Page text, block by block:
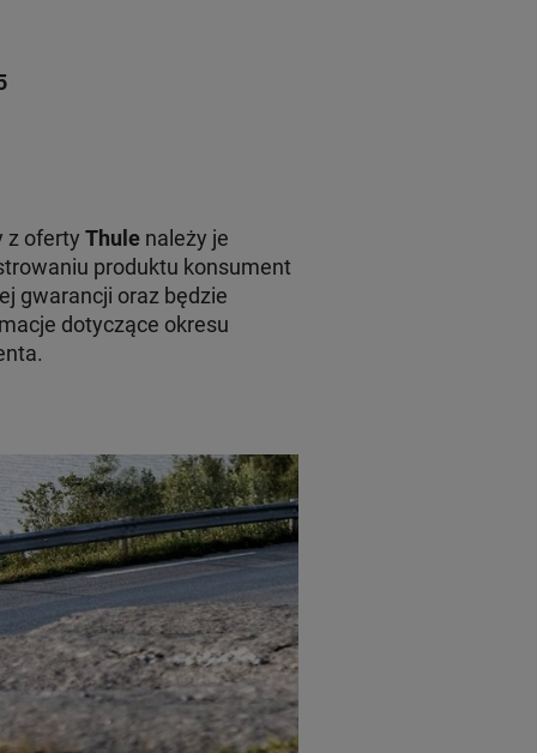
z oferty Thulenależy je
produktu konsument
gwarancji oraz będzie
dotyczące okresu